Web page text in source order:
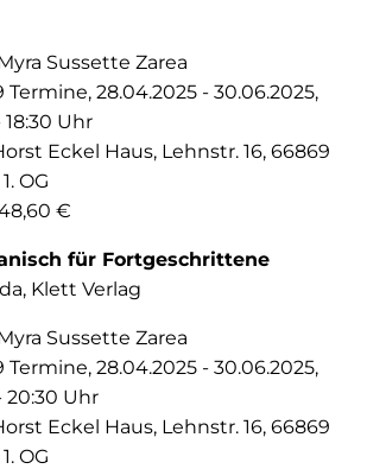
Sussette Zarea
28.04.2025 - 30.06.2025,
Uhr
Haus, Lehnstr. 16, 66869
OG
€
für Fortgeschrittene
Klett Verlag
Sussette Zarea
28.04.2025 - 30.06.2025,
20:30 Uhr
Haus, Lehnstr. 16, 66869
OG